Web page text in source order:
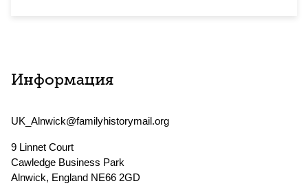
Информация
UK_Alnwick@familyhistorymail.org
9 Linnet Court
Cawledge Business Park
Alnwick, England NE66 2GD